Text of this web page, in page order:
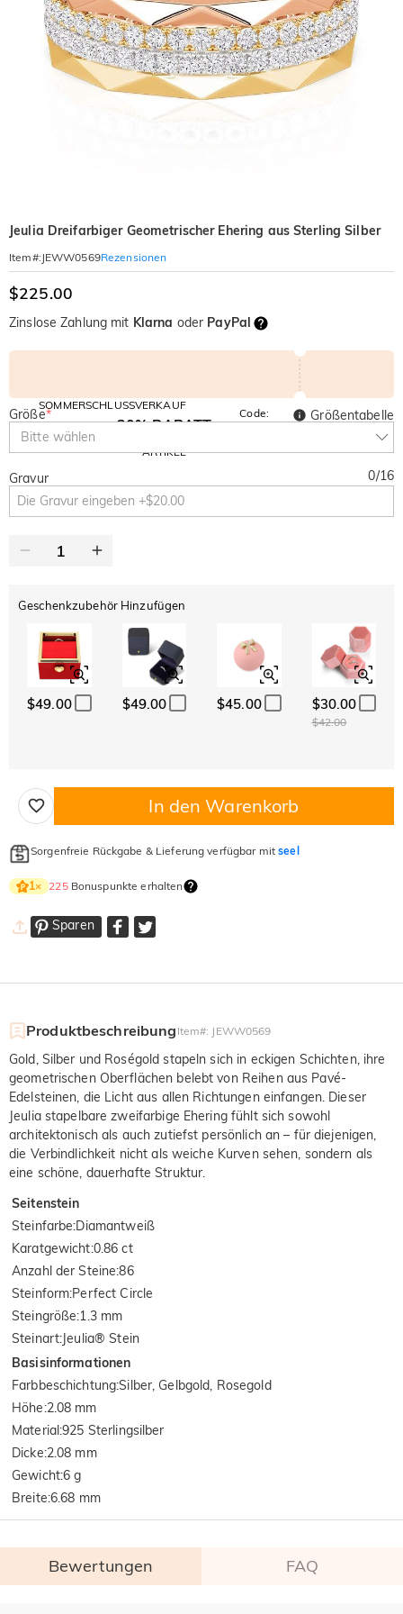
Jeulia Dreifarbiger Geometrischer Ehering aus Sterling Silber
Item#: JEWW0569Rezensionen
$225.00
Zinslose Zahlung mit Klarna oder PayPal
SOMMERSCHLUSSVERKAUF
10% RABATT
AUF ALLES
30% RABATT
ARTIKEL
Code:
SUMMER
Größe*
Bitte wählen
Größentabelle
Gravur 0/16
Geschenkzubehör Hinzufügen
$49.00 $49.00 $45.00 $30.00
$42.00
In den Warenkorb
Sorgenfreie Rückgabe & Lieferung verfügbar mitseel
1× 225Bonuspunkte erhalten
Sparen
Produktbeschreibung Item#: JEWW0569
Gold, Silber und Roségold stapeln sich in eckigen Schichten, ihre
geometrischen Oberflächen belebt von Reihen aus Pavé-
Edelsteinen, die Licht aus allen Richtungen einfangen. Dieser
Jeulia stapelbare zweifarbige Ehering fühlt sich sowohl
architektonisch als auch zutiefst persönlich an – für diejenigen,
die Verbindlichkeit nicht als weiche Kurven sehen, sondern als
eine schöne, dauerhafte Struktur.
Seitenstein
Steinfarbe:Diamantweiß
Karatgewicht:0.86 ct
Anzahl der Steine:86
Steinform:Perfect Circle
Steingröße:1.3 mm
Steinart:Jeulia® Stein
Basisinformationen
Farbbeschichtung:Silber, Gelbgold, Rosegold
Höhe:2.08 mm
Material:925 Sterlingsilber
Dicke:2.08 mm
Gewicht:6 g
Breite:6.68 mm
Bewertungen FAQ